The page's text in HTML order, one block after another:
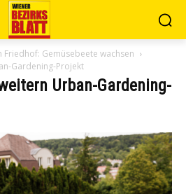
Gemüsebeete wachsen
Gardening-Projekt
Urban-Gardening-